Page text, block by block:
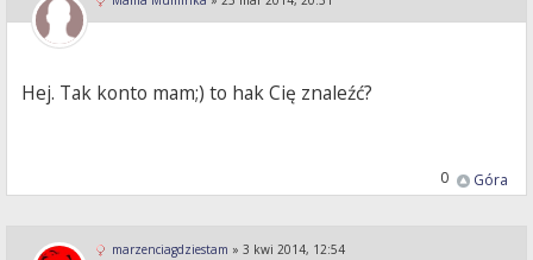
Hej. Tak konto mam;) to hak Cię znaleźć?
Góra
0
marzenciagdziestam » 3 kwi 2014, 12:54